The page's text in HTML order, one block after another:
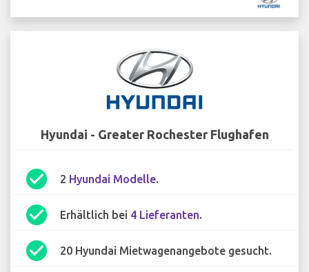
Hyundai - Greater Rochester Flughafen
check_circle 2 Hyundai Modelle.
check_circle Erhältlich bei 4 Lieferanten.
check_circle 20 Hyundai Mietwagenangebote gesucht.